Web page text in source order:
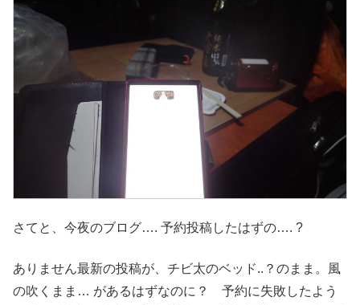
さてと、今夜のブログ…. 予約投稿したはずの…. ?
ありません最新の投稿が、チビ太のベッド..？のまま。風
の吹くまま… があるはずなのに？ 予約に失敗したよう